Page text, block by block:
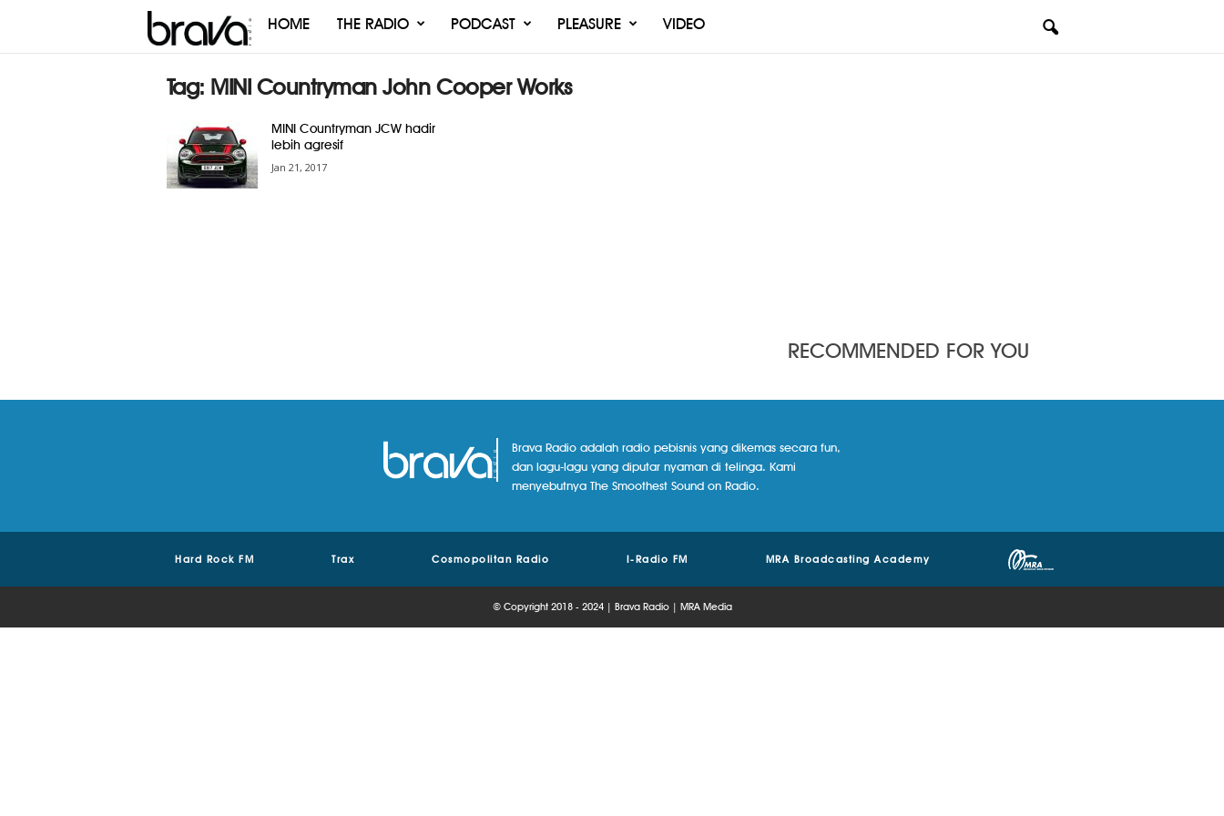
Brava
HOME THE RADIO PODCAST PLEASURE VIDEO
Tag: MINI Countryman John Cooper Works
MINI Countryman JCW hadir
lebih agresif
Jan 21, 2017
RECOMMENDED FOR YOU
Brava Radio adalah radio pebisnis yang dikemas secara fun,
dan lagu-lagu yang diputar nyaman di telinga. Kami
menyebutnya The Smoothest Sound on Radio.
Hard Rock FM Trax Cosmopolitan Radio I-Radio FM MRA Broadcasting Academy
© Copyright 2018 - 2024 | Brava Radio | MRA Media